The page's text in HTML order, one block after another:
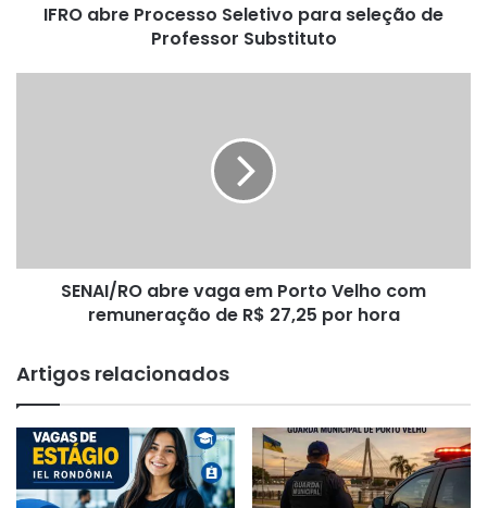
IFRO abre Processo Seletivo para seleção de
Professor Substituto
de
SENAI/RO abre vaga em Porto Velho com
remuneração de R$ 27,25 por hora
Artigos relacionados